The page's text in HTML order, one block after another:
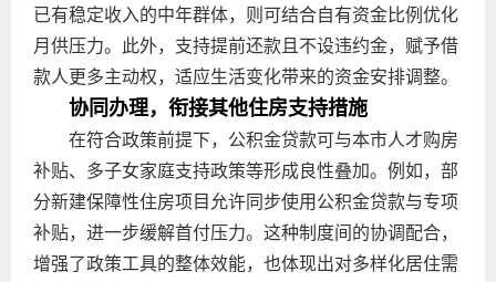
已有稳定收入的中年群体，则可结合自有资金比例优化
月供压力。此外，支持提前还款且不设违约金，赋予借
款人更多主动权，适应生活变化带来的资金安排调整。
协同办理，衔接其他住房支持措施
在符合政策前提下，公积金贷款可与本市人才购房
补贴、多子女家庭支持政策等形成良性叠加。例如，部
分新建保障性住房项目允许同步使用公积金贷款与专项
补贴，进一步缓解首付压力。这种制度间的协调配合，
增强了政策工具的整体效能，也体现出对多样化居住需